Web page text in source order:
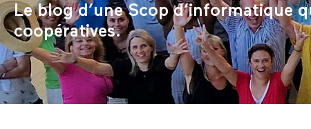
Le blog d’une Scop d’informatique
coopératives.